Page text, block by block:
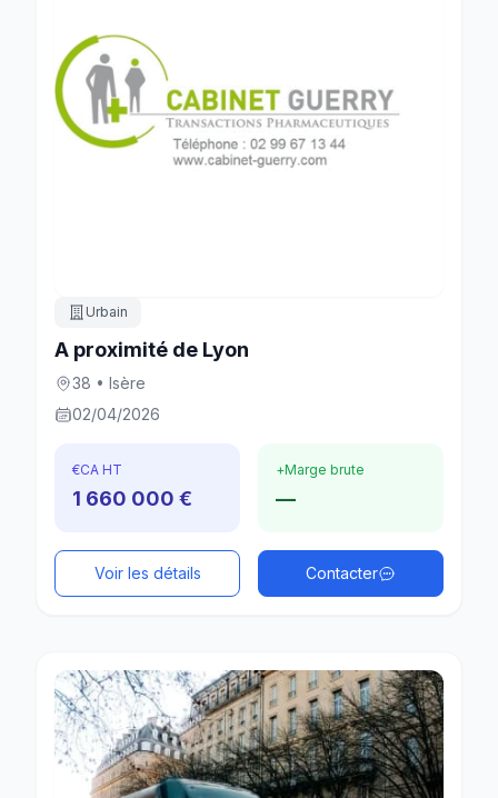
Urbain
A proximité de Lyon
38 • Isère
02/04/2026
€CA HT
1 660 000 €
+Marge brute
—
Voir les détails Contacter